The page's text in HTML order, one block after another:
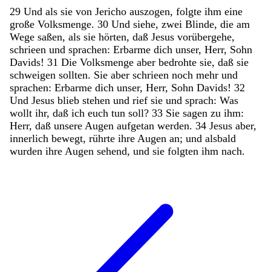
29 Und als sie von Jericho auszogen, folgte ihm eine
große Volksmenge. 30 Und siehe, zwei Blinde, die am
Wege saßen, als sie hörten, daß Jesus vorübergehe,
schrieen und sprachen: Erbarme dich unser, Herr, Sohn
Davids! 31 Die Volksmenge aber bedrohte sie, daß sie
schweigen sollten. Sie aber schrieen noch mehr und
sprachen: Erbarme dich unser, Herr, Sohn Davids! 32
Und Jesus blieb stehen und rief sie und sprach: Was
wollt ihr, daß ich euch tun soll? 33 Sie sagen zu ihm:
Herr, daß unsere Augen aufgetan werden. 34 Jesus aber,
innerlich bewegt, rührte ihre Augen an; und alsbald
wurden ihre Augen sehend, und sie folgten ihm nach.